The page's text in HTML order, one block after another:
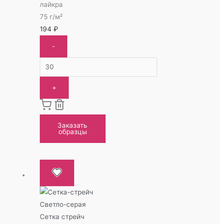
лайкра
75 г/м²
194₽
-
+
Заказать
образцы
Сетка стрейч